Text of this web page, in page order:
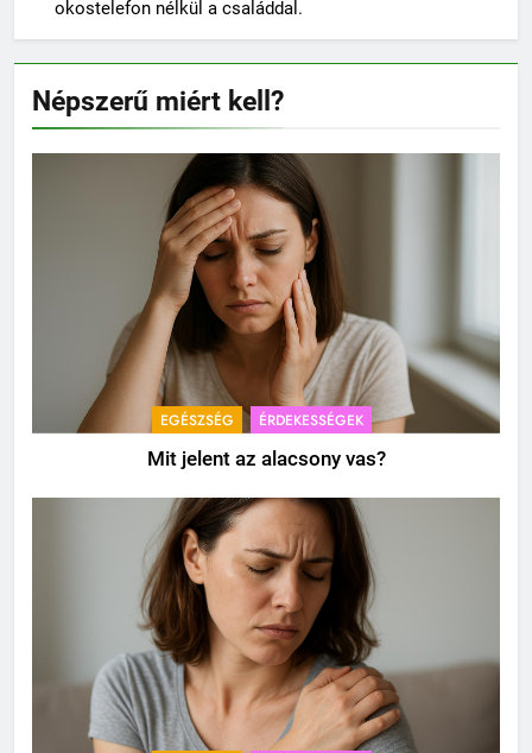
okostelefon nélkül a családdal.
Népszerű miért kell?
EGÉSZSÉG ÉRDEKESSÉGEK
Mit jelent az alacsony vas?